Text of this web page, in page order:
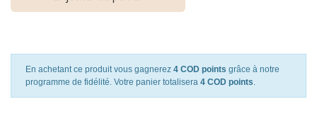
En achetant ce produit vous gagnerez 4 COD points grâce à notre
programme de fidélité. Votre panier totalisera 4 COD points.